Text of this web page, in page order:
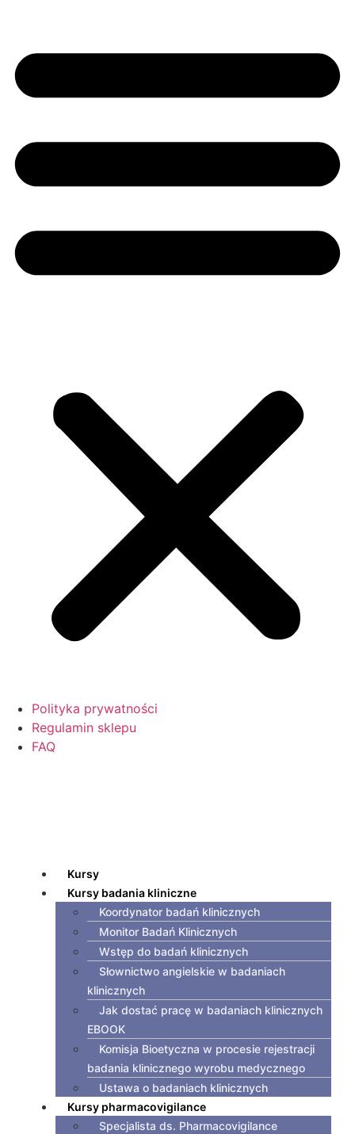
Polityka prywatności
Regulamin sklepu
FAQ
Kursy
Kursy badania kliniczne
Koordynator badań klinicznych
Monitor Badań Klinicznych
Wstęp do badań klinicznych
Słownictwo angielskie w badaniach
klinicznych
Jak dostać pracę w badaniach klinicznych
EBOOK
Komisja Bioetyczna w procesie rejestracji
badania klinicznego wyrobu medycznego
Ustawa o badaniach klinicznych
Kursy pharmacovigilance
Specjalista ds. Pharmacovigilance